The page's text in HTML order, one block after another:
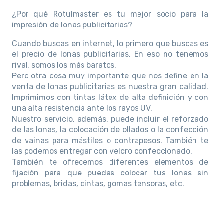
¿Por qué Rotulmaster es tu mejor socio para la
impresión de lonas publicitarias?
Cuando buscas en internet, lo primero que buscas es
el precio de lonas publicitarias. En eso no tenemos
rival, somos los más baratos.
Pero otra cosa muy importante que nos define en la
venta de lonas publicitarias es nuestra gran calidad.
Imprimimos con tintas látex de alta definición y con
una alta resistencia ante los rayos UV.
Nuestro servicio, además, puede incluir el reforzado
de las lonas, la colocación de ollados o la confección
de vainas para mástiles o contrapesos. También te
las podemos entregar con velcro confeccionado.
También te ofrecemos diferentes elementos de
fijación para que puedas colocar tus lonas sin
problemas, bridas, cintas, gomas tensoras, etc.